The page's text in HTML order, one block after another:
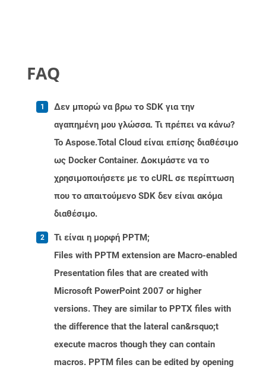
FAQ
Δεν μπορώ να βρω το SDK για την
αγαπημένη μου γλώσσα. Τι πρέπει να κάνω?
Το Aspose.Total Cloud είναι επίσης διαθέσιμο
ως Docker Container. Δοκιμάστε να το
χρησιμοποιήσετε με το cURL σε περίπτωση
που το απαιτούμενο SDK δεν είναι ακόμα
διαθέσιμο.
Τι είναι η μορφή PPTM;
Files with PPTM extension are Macro-enabled
Presentation files that are created with
Microsoft PowerPoint 2007 or higher
versions. They are similar to PPTX files with
the difference that the lateral can&rsquo;t
execute macros though they can contain
macros. PPTM files can be edited by opening